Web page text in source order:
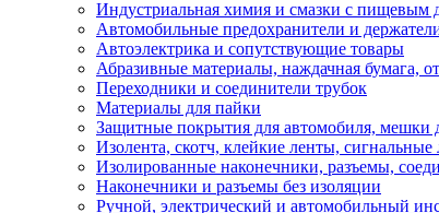
Индустриальная химия и смазки с пищевым
Автомобильные предохранители и
Автоэлектрика и сопутствующие товары
Абразивные материалы, наждачная бумага,
Переходники и соединители трубок
Материалы для пайки
Защитные покрытия для автомобиля, мешки
Изолента, скотч, клейкие ленты,
Изолированные наконечники, разъемы,
Наконечники и разъемы без изоляции
Ручной, электрический и автомобильный